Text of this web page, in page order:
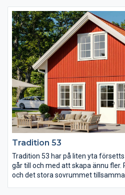
vilket tillsammans med den
fönsterpartier ger ett ljust rum med
Tradition 53
Tradition 53 har på liten yta
går till och med att skapa ännu fler.
och det stora sovrummet